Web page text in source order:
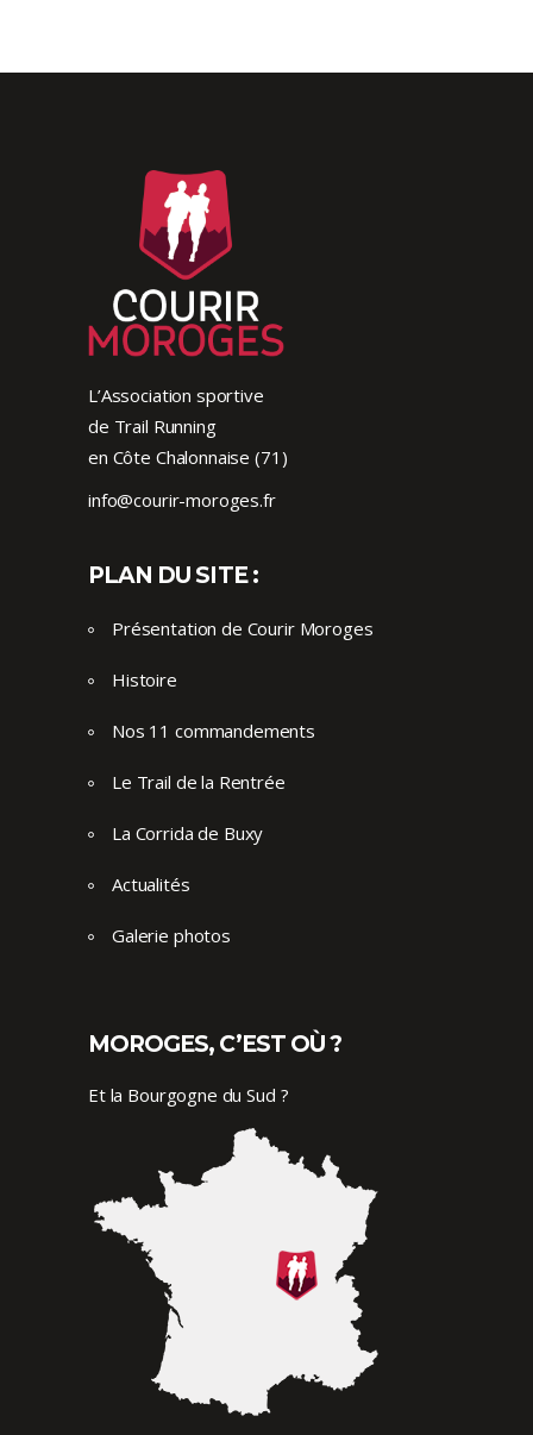
L’Association sportive
de Trail Running
en Côte Chalonnaise (71)
info@courir-moroges.fr
PLAN DU SITE :
Présentation de Courir Moroges
Histoire
Nos 11 commandements
Le Trail de la Rentrée
La Corrida de Buxy
Actualités
Galerie photos
MOROGES, C’EST OÙ ?
Et la Bourgogne du Sud ?